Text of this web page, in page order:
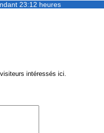
23:12 heures
intéressés ici.